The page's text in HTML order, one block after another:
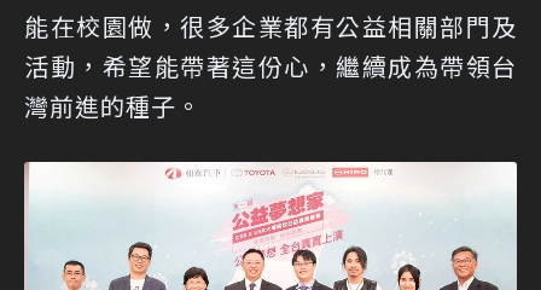
能在校園做，很多企業都有公益相關部門及
活動，希望能帶著這份心，繼續成為帶領台
灣前進的種子。